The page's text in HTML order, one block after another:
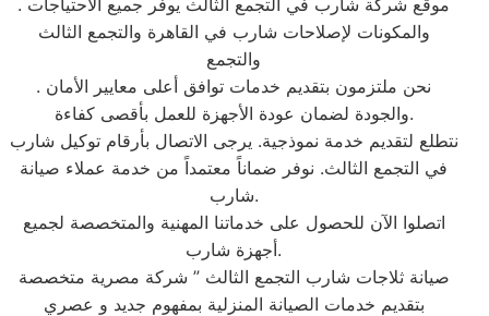
. موقع شركة شارب في التجمع الثالث يوفر جميع الاحتياجات
والمكونات لإصلاحات شارب في القاهرة والتجمع الثالث
والتجمع
. نحن ملتزمون بتقديم خدمات توافق أعلى معايير الأمان
والجودة لضمان عودة الأجهزة للعمل بأقصى كفاءة.
نتطلع لتقديم خدمة نموذجية. يرجى الاتصال بأرقام توكيل شارب
في التجمع الثالث. نوفر ضماناً معتمداً من خدمة عملاء صيانة
شارب.
اتصلوا الآن للحصول على خدماتنا المهنية والمتخصصة لجميع
أجهزة شارب.
صيانة ثلاجات شارب التجمع الثالث ” شركة مصرية متخصصة
بتقديم خدمات الصيانة المنزلية بمفهوم جديد و عصري